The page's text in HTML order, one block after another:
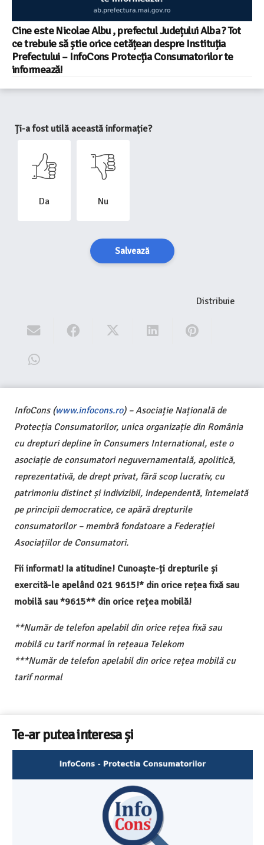
Cine este Nicolae Albu , prefectul Județului Alba ? Tot
ce trebuie să știe orice cetățean despre Instituția
Prefectului – InfoCons Protecția Consumatorilor te
informează!
Ți-a fost utilă această informație?
Da Nu
Salvează
Distribuie
InfoCons (www.infocons.ro) – Asociație Națională de
Protecția Consumatorilor, unica organizație din România
cu drepturi depline în Consumers International, este o
asociație de consumatori neguvernamentală, apolitică,
reprezentativă, de drept privat, fără scop lucrativ, cu
patrimoniu distinct și indivizibil, independentă, întemeiată
pe principii democratice, ce apără drepturile
consumatorilor – membră fondatoare a Federației
Asociațiilor de Consumatori.
Fii informat! Ia atitudine! Cunoaște-ți drepturile și
exercită-le apelând 021 9615!* din orice rețea fixă sau
mobilă sau *9615** din orice rețea mobilă!
**Număr de telefon apelabil din orice rețea fixă sau
mobilă cu tarif normal în rețeaua Telekom
***Număr de telefon apelabil din orice rețea mobilă cu
tarif normal
Te-ar putea interesa și
Cele mai bune masini de spalat